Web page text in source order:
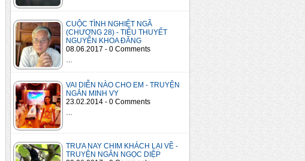
CUỘC TÌNH NGHIỆT NGÃ
(CHƯƠNG 28) - TIỂU THUYẾT
NGUYỄN KHOA ĐĂNG
08.06.2017 - 0 Comments
VAI DIỄN NÀO CHO EM - TRUYỆN
NGẮN MINH VY
23.02.2014 - 0 Comments
TRƯA NAY CHIM KHÁCH LẠI VỀ -
TRUYỆN NGẮN NGỌC DIỆP